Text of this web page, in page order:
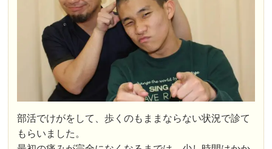
部活でけがをして、歩くのもままならない状況で診て
もらいました。